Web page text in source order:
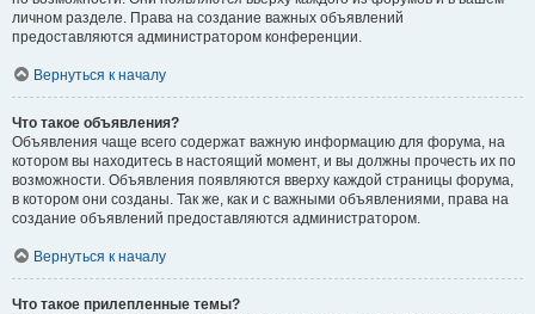
личном разделе. Права на создание важных объявлений
предоставляются администратором конференции.
Вернуться к началу
Что такое объявления?
Объявления чаще всего содержат важную информацию для форума, на
котором вы находитесь в настоящий момент, и вы должны прочесть их по
возможности. Объявления появляются вверху каждой страницы форума,
в котором они созданы. Так же, как и с важными объявлениями, права на
создание объявлений предоставляются администратором.
Вернуться к началу
Что такое прилепленные темы?